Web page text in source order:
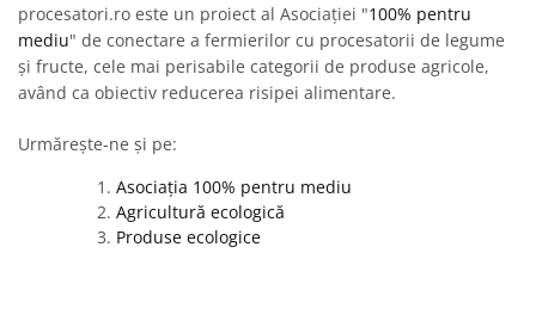
procesatori.ro este un proiect al Asociației "100% pentru
mediu" de conectare a fermierilor cu procesatorii de legume
și fructe, cele mai perisabile categorii de produse agricole,
având ca obiectiv reducerea risipei alimentare.
Urmărește-ne și pe:
Asociația 100% pentru mediu
Agricultură ecologică
Produse ecologice